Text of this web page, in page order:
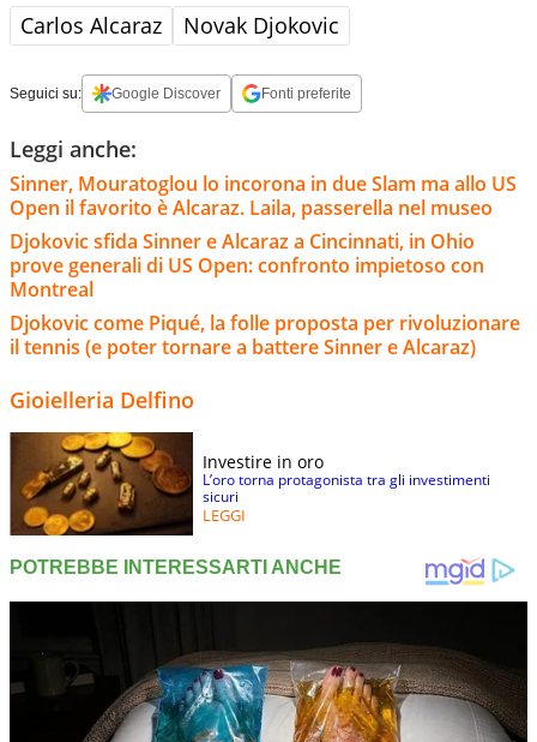
Carlos Alcaraz Novak Djokovic
Seguici su: Google Discover Fonti preferite
Leggi anche:
Sinner, Mouratoglou lo incorona in due Slam ma allo US
Open il favorito è Alcaraz. Laila, passerella nel museo
Djokovic sfida Sinner e Alcaraz a Cincinnati, in Ohio
prove generali di US Open: confronto impietoso con
Montreal
Djokovic come Piqué, la folle proposta per rivoluzionare
il tennis (e poter tornare a battere Sinner e Alcaraz)
Gioielleria Delfino
Investire in oro
L’oro torna protagonista tra gli investimenti
sicuri
LEGGI